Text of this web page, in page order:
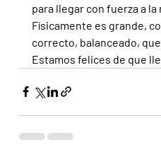
para llegar con fuerza a la
Físicamente es grande,
correcto, balanceado,
Estamos felices de que